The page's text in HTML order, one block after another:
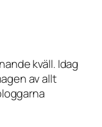
kväll. Idag
av allt